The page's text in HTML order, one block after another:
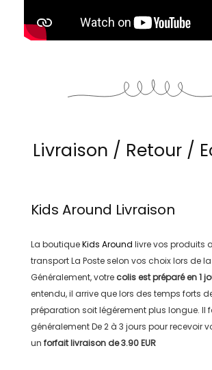
Livraison / Retour /
Kids Around Livraison
La boutiqueKids Around livre vos produits
transportLa Posteselon vos choix lors de
Généralement, votre colis est préparé en1
entendu, il arrive que lors des temps forts
préparation soit légérement plus longue. Il
généralementDe 2 à 3 jours pour recevoir
un forfait livraison de3.90 EUR